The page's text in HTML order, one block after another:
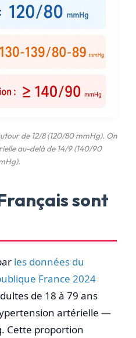
de 12/8 (120/80 mmHg). On
au-delà de 14/9 (140/90
sont
les données du
France 2024
de 18 à 79 ans
artérielle —
Cette proportion